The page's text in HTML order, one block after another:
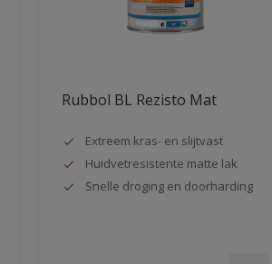
Rubbol BL Rezisto Mat
Extreem kras- en slijtvast
Huidvetresistente matte lak
Snelle droging en doorharding